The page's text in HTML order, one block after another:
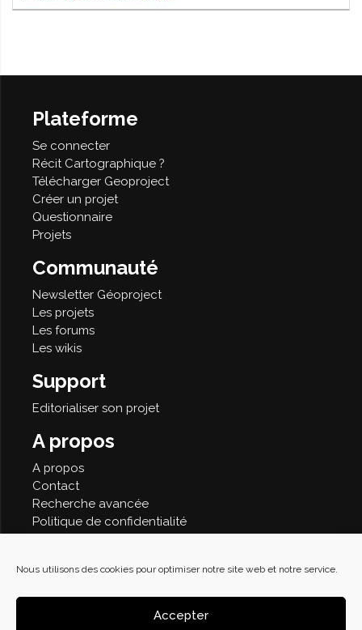
Nous utilisons des cookies pour optimiser notre site web et notre service.
Accepter
Plateforme
Se connecter
Récit Cartographique ?
Télécharger Geoproject
Créer un projet
Questionnaire
Projets
Communauté
Newsletter Géoproject
Les projets
Les forums
Les wikis
Support
Editorialiser son projet
A propos
A propos
Contact
Recherche avancée
Politique de confidentialité
© 2026